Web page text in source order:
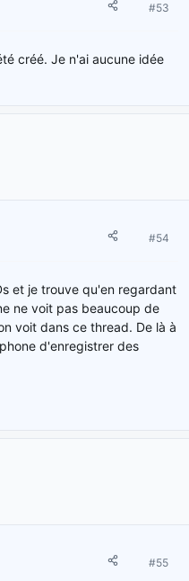
#53
créé. Je n'ai aucune idée
#54
et je trouve qu'en regardant
ne voit pas beaucoup de
voit dans ce thread. De là à
d'enregistrer des
#55